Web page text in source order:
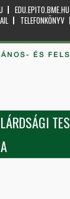
EDU.EPITO.BME.HU
TELEFONKÖNYV
ÉS